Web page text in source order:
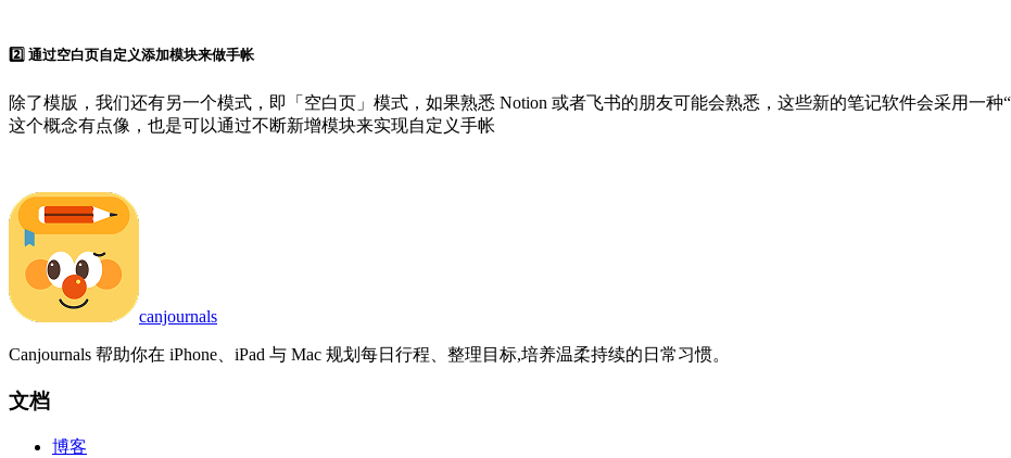
2️⃣ 通过空白页自定义添加模块来做手帐
除了模版，我们还有另一个模式，即「空白页」模式，如果熟悉 Notion 或者飞书的朋友可能会熟悉，这些新的笔记软件会采用一
这个概念有点像，也是可以通过不断新增模块来实现自定义手帐
canjournals
Canjournals 帮助你在 iPhone、iPad 与 Mac 规划每日行程、整理目标,培养温柔持续的日常习惯。
文档
博客